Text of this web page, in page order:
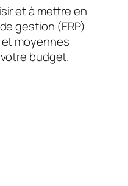
et à mettre en
gestion (ERP)
moyennes
budget.